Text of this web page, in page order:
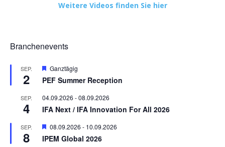
Weitere Videos finden Sie hier
Branchenevents
SEP.
2
Hervorgehoben
Ganztägig
PEF Summer Reception
SEP.
4
04.09.2026 -08.09.2026
IFA Next / IFA Innovation For All 2026
SEP.
8
Hervorgehoben
08.09.2026 - 10.09.2026
IPEM Global 2026